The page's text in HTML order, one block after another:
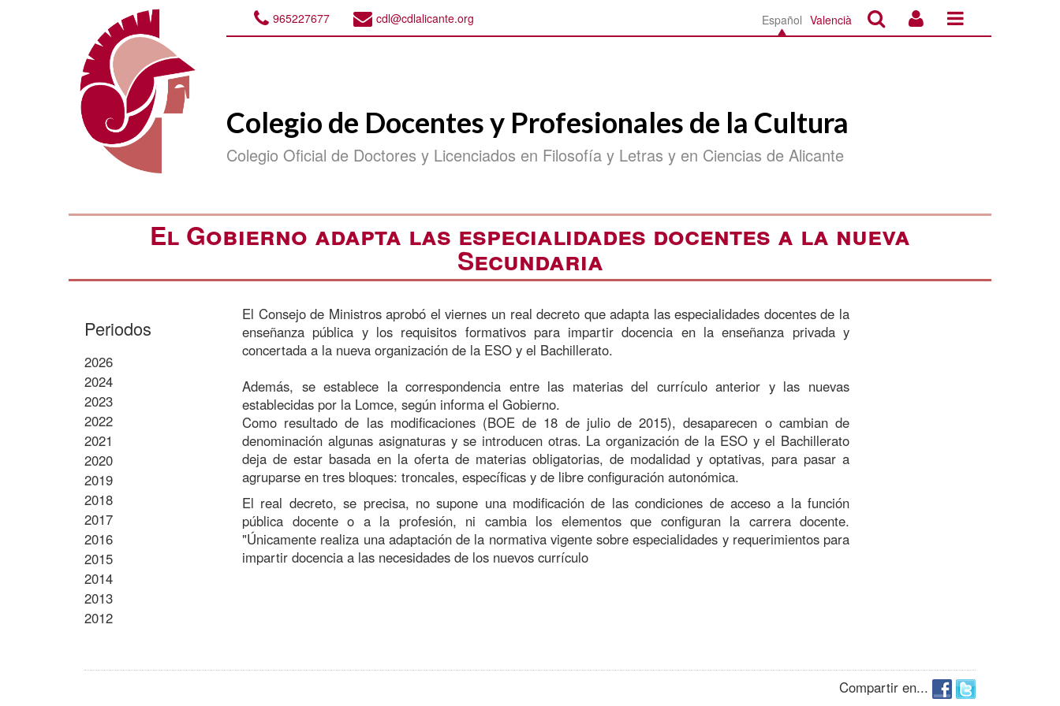
965227677 cdl@cdlalicante.org Español Valencià
Colegio de Docentes y Profesionales de la Cultura
Colegio Oficial de Doctores y Licenciados en Filosofía y Letras y en Ciencias de Alicante
El Gobierno adapta las especialidades docentes a la nueva
Secundaria
Periodos
2026
2024
2023
2022
2021
2020
2019
2018
2017
2016
2015
2014
2013
2012
El Consejo de Ministros aprobó el viernes un real decreto que adapta las especialidades docentes de la
enseñanza pública y los requisitos formativos para impartir docencia en la enseñanza privada y
concertada a la nueva organización de la ESO y el Bachillerato.
Además, se establece la correspondencia entre las materias del currículo anterior y las nuevas
establecidas por la Lomce, según informa el Gobierno.
Como resultado de las modificaciones (BOE de 18 de julio de 2015), desaparecen o cambian de
denominación algunas asignaturas y se introducen otras. La organización de la ESO y el Bachillerato
deja de estar basada en la oferta de materias obligatorias, de modalidad y optativas, para pasar a
agruparse en tres bloques: troncales, específicas y de libre configuración autonómica.
El real decreto, se precisa, no supone una modificación de las condiciones de acceso a la función
pública docente o a la profesión, ni cambia los elementos que configuran la carrera docente.
"Únicamente realiza una adaptación de la normativa vigente sobre especialidades y requerimientos para
impartir docencia a las necesidades de los nuevos currículo
Compartir en...